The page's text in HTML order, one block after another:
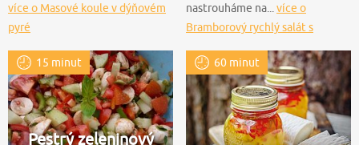
více o Masové koule v dýňovém
pyré
nastrouháme na... více o
Bramborový rychlý salát s
15 minut
Pestrý zeleninový
60 minut